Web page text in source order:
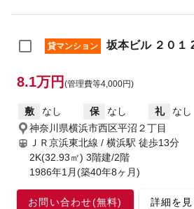
貸マンション 坂本ビル ２０１
8.1万円 (管理費等4,000円)
敷 なし 保 なし 礼
なし
神奈川県横浜市西区平沼２丁目
ＪＲ京浜東北線 / 横浜駅 徒歩13分
2K(32.93㎡) 3階建/2階
1986年1月(築40年8ヶ月)
お問い合わせ(無料) 詳細を見